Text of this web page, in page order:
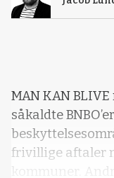
MAN KAN
såkaldte
frivillige aftaler
kommuner.